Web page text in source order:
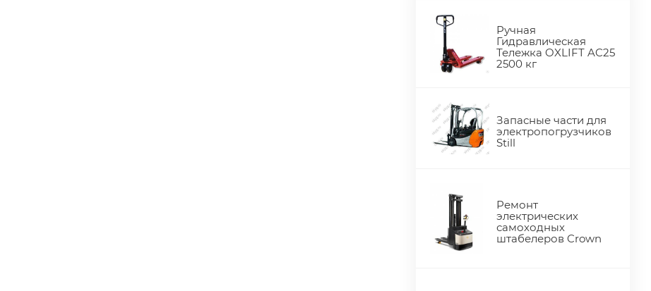
Ручная
Гидравлическая
Тележка OXLIFT AC25
2500 кг
Запасные части для
электропогрузчиков
Still
Ремонт
электрических
самоходных
штабелеров Crown